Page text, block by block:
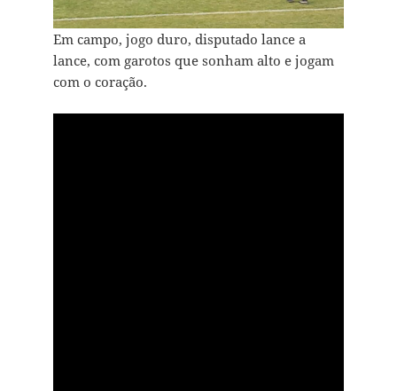
Em campo, jogo duro, disputado lance a
lance, com garotos que sonham alto e jogam
com o coração.